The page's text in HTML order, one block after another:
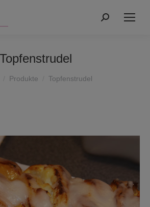
Search:
Topfenstrudel
Produkte Topfenstrudel